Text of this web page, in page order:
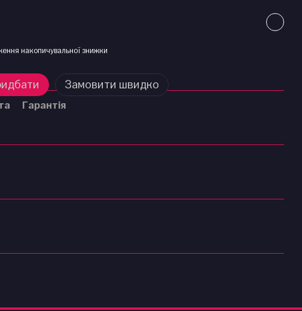
накопичувальної знижки
Замовити швидко
Гарантія